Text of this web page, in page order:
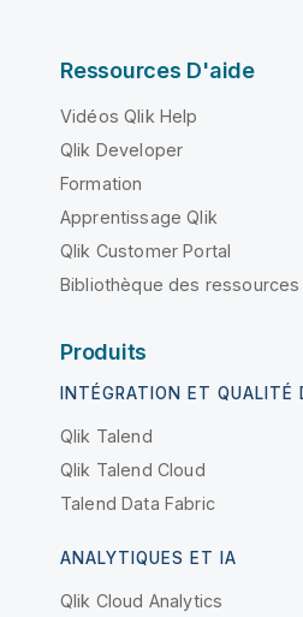
Ressources D'aide
Vidéos Qlik Help
Qlik Developer
Formation
Apprentissage Qlik
Qlik Customer Portal
Bibliothèque des ressources
Produits
INTÉGRATION ET QUALITÉ
Qlik Talend
Qlik Talend Cloud
Talend Data Fabric
ANALYTIQUES ET IA
Qlik Cloud Analytics